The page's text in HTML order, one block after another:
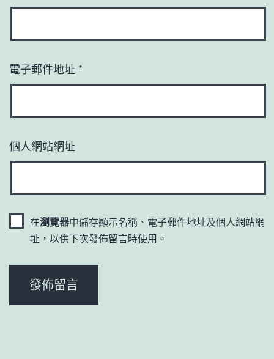
電子郵件地址 *
個人網站網址
在瀏覽器中儲存顯示名稱、電子郵件地址及個人網站網
址，以供下次發佈留言時使用。